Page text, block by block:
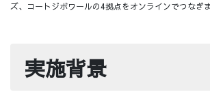
ズ、コートジボワールの4拠点をオンラインでつなぎま
実施背景